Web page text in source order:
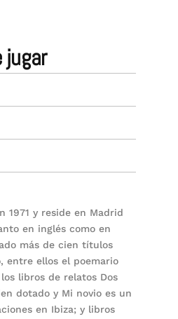
jugar
1971 y reside en Madrid
en inglés como en
más de cien títulos
entre ellos el poemario
libros de relatos Dos
dotado y Mi novio es un
en Ibiza; y libros